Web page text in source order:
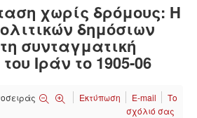
ΕΙΔΉΣΕΙΣ
χωρίς δρόμους: Η
δημόσιων
συνταγματική
Ιράν το 1905-06
Εκτύπωση E-mail
Το
σχόλιό σας